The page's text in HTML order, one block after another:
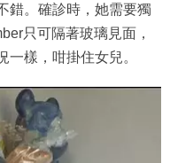
錯。確診時，她需要獨
只可隔著玻璃見面，
樣，咁掛住女兒。